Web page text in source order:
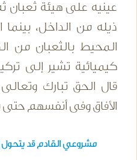
عينيه على هيئة ثعبان
ذيله من الداخل،
المحيط بالثعبان من
كيميائية تشير إلى
قال الحق تبارك
الأفاق وفى أنفسهم حتى
مشروعي القادم قد يتحول